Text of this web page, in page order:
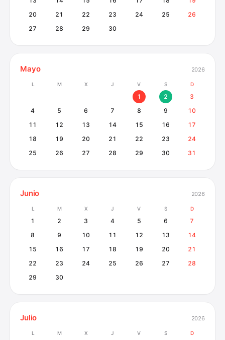
20
21 22 23 24 25
26
27
28 29 30
Mayo 2026
L M X J V S D
1 2
3
4
5 6 7 8 9
10
11
12 13 14 15 16
17
18
19 20 21 22 23
24
25
26 27 28 29 30 31
Junio 2026
L M X J V S D
1 2 3 4 5 6
7
8
9 10 11 12 13
14
15
16 17 18 19 20
21
22
23 24 25 26 27
28
29
30
Julio 2026
L M X J V S D